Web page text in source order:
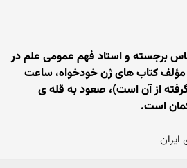
برجسته و استاد فهم عمومی علم در
مؤلف کتاب های ژن خودخواه، ساعت
از آن است)، صعود به قله ی
است.